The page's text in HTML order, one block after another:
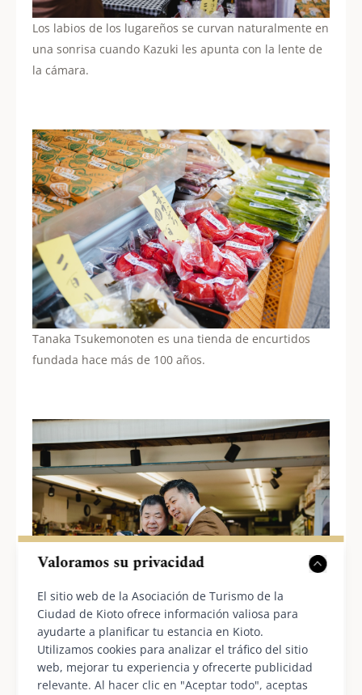
Valoramos su privacidad
El sitio web de la Asociación de Turismo de la
Ciudad de Kioto ofrece información valiosa para
ayudarte a planificar tu estancia en Kioto.
Utilizamos cookies para analizar el tráfico del sitio
web, mejorar tu experiencia y ofrecerte publicidad
relevante. Al hacer clic en "Aceptar todo", aceptas
Los labios de los lugareños se curvan naturalmente en
una sonrisa cuando Kazuki les apunta con la lente de
la cámara.
Tanaka Tsukemonoten es una tienda de encurtidos
fundada hace más de 100 años.
Kazuki se toma una foto con el comerciante de
Fujiwaraya, una tienda de productos agrícolas.